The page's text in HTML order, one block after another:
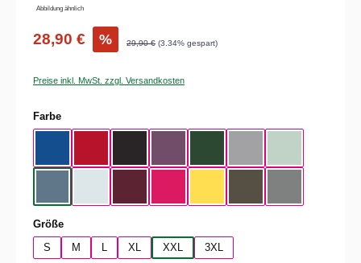
Abbildung ähnlich
28,90 € % 29,90 € (3.34% gespart)
Preise inkl. MwSt. zzgl. Versandkosten
Farbeauswählen
Größeauswählen
S
M XL XXL 3XL